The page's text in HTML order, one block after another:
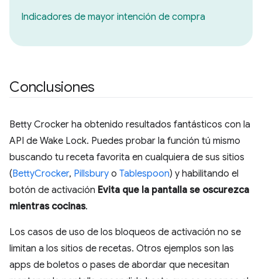
Indicadores de mayor intención de compra
Conclusiones
Betty Crocker ha obtenido resultados fantásticos con la
API de Wake Lock. Puedes probar la función tú mismo
buscando tu receta favorita en cualquiera de sus sitios
(BettyCrocker, Pillsbury o Tablespoon) y habilitando el
botón de activación Evita que la pantalla se oscurezca
mientras cocinas.
Los casos de uso de los bloqueos de activación no se
limitan a los sitios de recetas. Otros ejemplos son las
apps de boletos o pases de abordar que necesitan